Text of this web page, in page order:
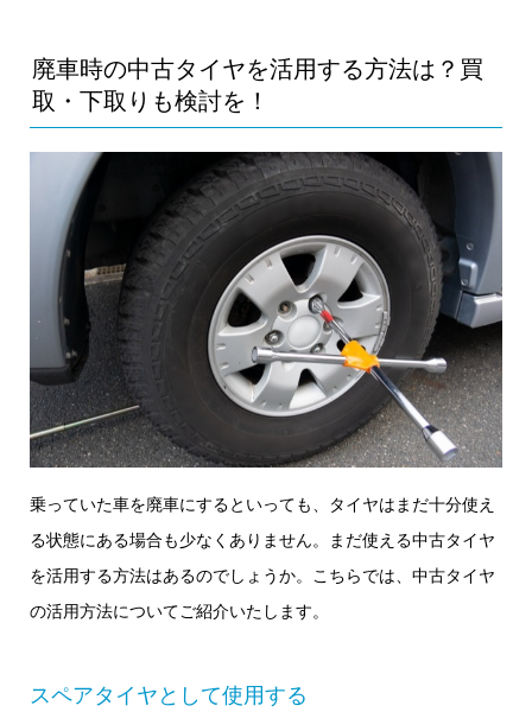
廃車時の中古タイヤを活用する方法は？買
取・下取りも検討を！
乗っていた車を廃車にするといっても、タイヤはまだ十分使え
る状態にある場合も少なくありません。まだ使える中古タイヤ
を活用する方法はあるのでしょうか。こちらでは、中古タイヤ
の活用方法についてご紹介いたします。
スペアタイヤとして使用する